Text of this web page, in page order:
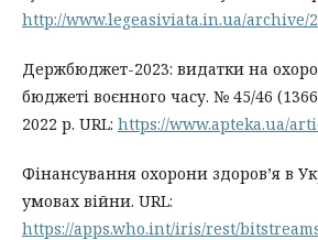
http://www.legeasiviata.in.ua/archive/
Держбюджет-2023: видатки на
бюджеті воєнного часу. № 45/46
2022 р. URL: https://www.apteka.ua/
Фінансування охорони здоров’я в
умовах війни. URL:
https://apps.who.int/iris/rest/